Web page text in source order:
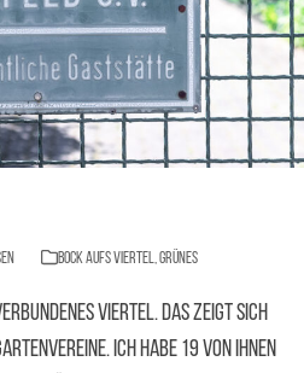
BOCK AUFS VIERTEL,Grünes
Viertel. Das zeigt sich
Ich habe 19 von Ihnen